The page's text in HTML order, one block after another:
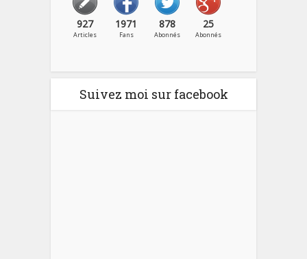
927
Articles
1971
Fans
878
Abonnés
25
Abonnés
Suivez moi sur facebook